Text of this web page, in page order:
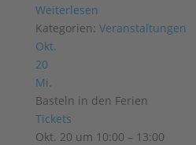
Weiterlesen
Kategorien: Veranstaltungen
Okt.
20
Mi.
Basteln in den Ferien
Tickets
Okt. 20 um 10:00 – 13:00